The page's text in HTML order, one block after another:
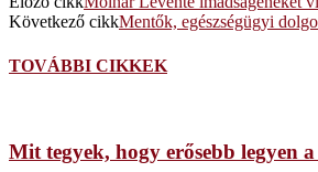
Következő cikkMentők, egészségügyi
TOVÁBBI CIKKEK
Mit tegyek, hogy erősebb legyen